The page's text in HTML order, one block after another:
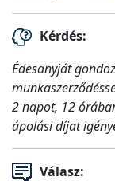
Kérdés:
Édesanyját
2 napot, 12
ápolási díjat
Válasz: